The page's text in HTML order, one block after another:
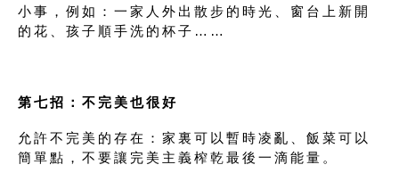
小事，例如：一家人外出散步的時光、窗台上新開
的花、孩子順手洗的杯子……
第七招 ：不完美也很好
允許不完美的存在：家裏可以暫時凌亂、飯菜可以
簡單點，不要讓完美主義榨乾最後一滴能量。